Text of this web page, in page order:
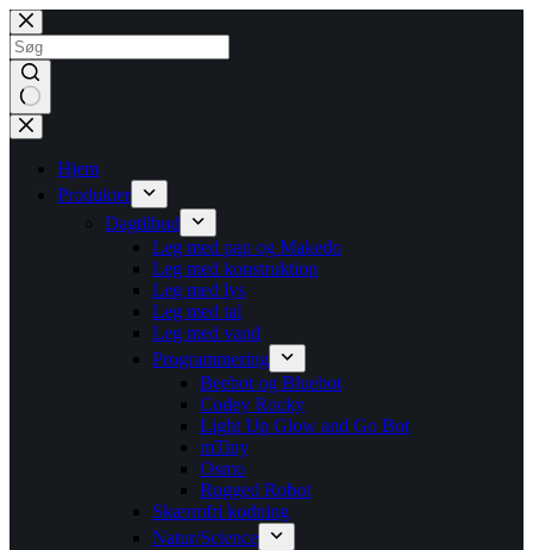
Fortsæt
til
indhold
Ingen
resultater
Hjem
Produkter
Dagtilbud
Leg med pap og Makedo
Leg med konstruktion
Leg med lys
Leg med tal
Leg med vand
Programmering
Beebot og Bluebot
Codey Rocky
Light Up Glow and Go Bot
mTiny
Osmo
Rugged Robot
Skærmfri kodning
Natur/Science